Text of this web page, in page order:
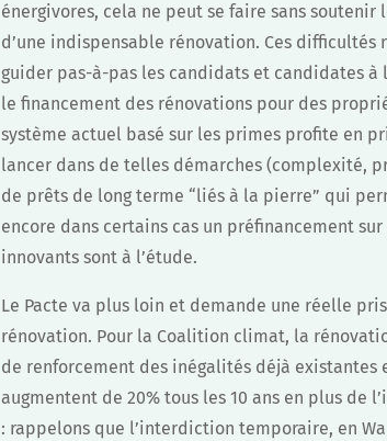
énergivores, cela ne peut se faire sans
d’une indispensable rénovation. Ces
guider pas-à-pas les candidats et candidates
le financement des rénovations pour des
système actuel basé sur les primes profite en
lancer dans de telles démarches (complexité,
de prêts de long terme “liés à la pierre” qui
encore dans certains cas un préfinancement
innovants sont à l’étude.
Le Pacte va plus loin et demande une réelle
rénovation. Pour la Coalition climat, la
de renforcement des inégalités déjà
augmentent de 20% tous les 10 ans en plus de
: rappelons que l’interdiction temporaire, en